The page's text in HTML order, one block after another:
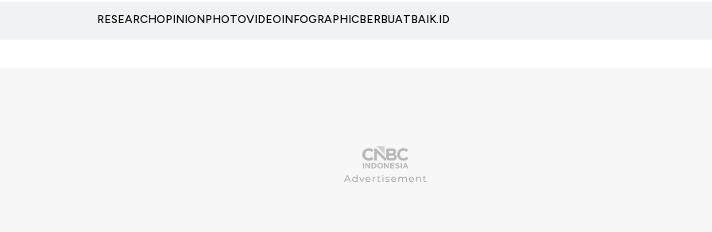
RESEARCHOPINIONPHOTOVIDEOINFOGRAPHICBERBUATBAIK.ID